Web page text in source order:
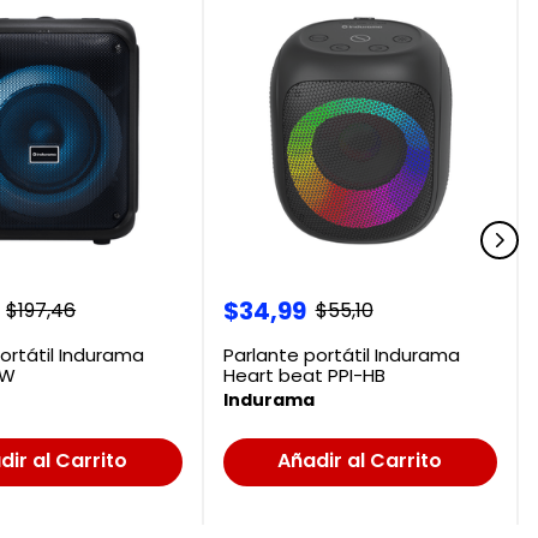
$197,46
Indurama
al Carrito
$34,99 $55,10
Parlante portátil Indurama
Heart beat PPI-HB
Indurama
Añadir al Carrito